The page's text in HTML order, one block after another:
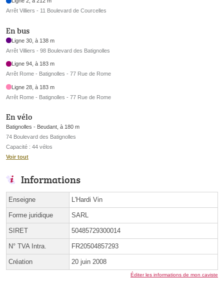
Arrêt Villiers - 11 Boulevard de Courcelles
En bus
Ligne 30, à 138 m
Arrêt Villiers - 98 Boulevard des Batignolles
Ligne 94, à 183 m
Arrêt Rome - Batignolles - 77 Rue de Rome
Ligne 28, à 183 m
Arrêt Rome - Batignolles - 77 Rue de Rome
En vélo
Batignolles - Beudant, à 180 m
74 Boulevard des Batignolles
Capacité : 44 vélos
Voir tout
Informations
Enseigne L'Hardi Vin
Forme juridique SARL
SIRET 50485729300014
N° TVA Intra. FR20504857293
Création 20 juin 2008
Éditer les informations de mon caviste